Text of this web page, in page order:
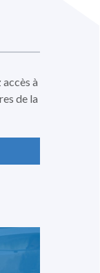
accès à
de la